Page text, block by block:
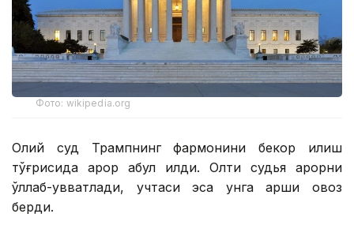
Фото: wikipedia.org
Олий суд Трампнинг фармонини бекор қилиш
тўғрисида қарор қабул қилди. Олти судья қарорни
қўллаб-қувватлади, учтаси эса унга қарши овоз
берди.